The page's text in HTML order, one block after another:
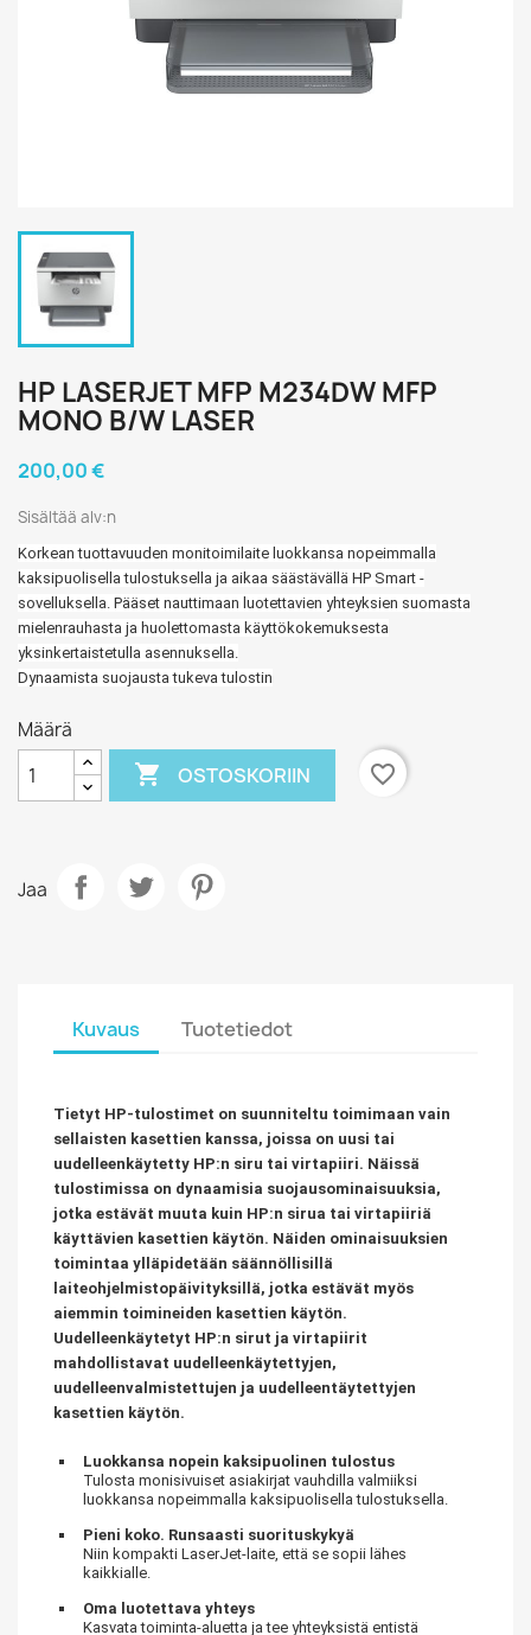
HP LASERJET MFP M234DW MFP
MONO B/W LASER
200,00 €
Sisältää alv:n
Korkean tuottavuuden monitoimilaite luokkansa nopeimmalla
kaksipuolisella tulostuksella ja aikaa säästävällä HP Smart -
sovelluksella. Pääset nauttimaan luotettavien yhteyksien suomasta
mielenrauhasta ja huolettomasta käyttökokemuksesta
yksinkertaistetulla asennuksella.
Dynaamista suojausta tukeva tulostin
Määrä
 OSTOSKORIIN favorite_border
Jaa
Kuvaus Tuotetiedot
Tietyt HP-tulostimet on suunniteltu toimimaan vain
sellaisten kasettien kanssa, joissa on uusi tai
uudelleenkäytetty HP:n siru tai virtapiiri. Näissä
tulostimissa on dynaamisia suojausominaisuuksia,
jotka estävät muuta kuin HP:n sirua tai virtapiiriä
käyttävien kasettien käytön. Näiden ominaisuuksien
toimintaa ylläpidetään säännöllisillä
laiteohjelmistopäivityksillä, jotka estävät myös
aiemmin toimineiden kasettien käytön.
Uudelleenkäytetyt HP:n sirut ja virtapiirit
mahdollistavat uudelleenkäytettyjen,
uudelleenvalmistettujen ja uudelleentäytettyjen
kasettien käytön.
Luokkansa nopein kaksipuolinen tulostus
Tulosta monisivuiset asiakirjat vauhdilla valmiiksi
luokkansa nopeimmalla kaksipuolisella tulostuksella.
Pieni koko. Runsaasti suorituskykyä
Niin kompakti LaserJet-laite, että se sopii lähes
kaikkialle.
Oma luotettava yhteys
Kasvata toiminta-aluetta ja tee yhteyksistä entistä